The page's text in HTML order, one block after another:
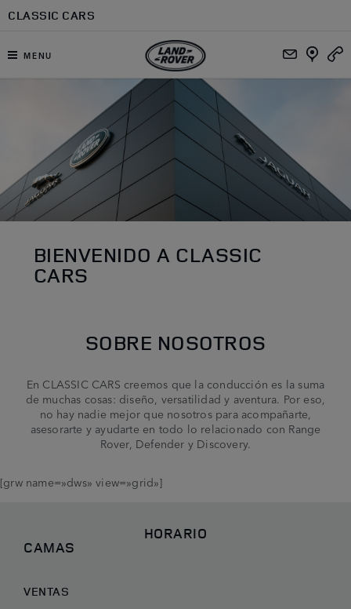
Ir al contenido principal
CLASSIC CARS
MENU
BIENVENIDO A CLASSIC
CARS
SOBRE NOSOTROS
En CLASSIC CARS creemos que la conducción es la suma
de muchas cosas: diseño, versatilidad y aventura. Por eso,
no hay nadie mejor que nosotros para acompañarte,
asesorarte y ayudarte en todo lo relacionado con Range
Rover, Defender y Discovery.
[grw name=»dws» view=»grid»]
HORARIO
CAMAS
VENTAS